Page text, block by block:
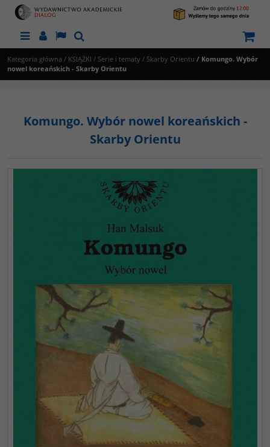
MenuPanelLangSzukaj
Kategoria główna / KSIĄŻKI / Serie i tematy / Skarby Orientu / Komungo. Wybór
nowel koreańskich - Skarby Orientu
Komungo. Wybór nowel koreańskich -
Skarby Orientu